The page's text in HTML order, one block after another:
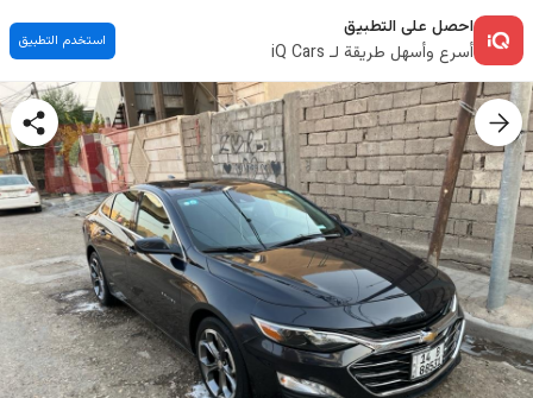
احصل على التطبيق
أسرع وأسهل طريقة لـ iQ Cars
استخدم التطبيق